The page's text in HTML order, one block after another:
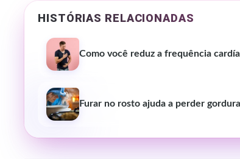
HISTÓRIAS RELACIONADAS
Como você reduz a frequência
Furar no rosto ajuda a perder